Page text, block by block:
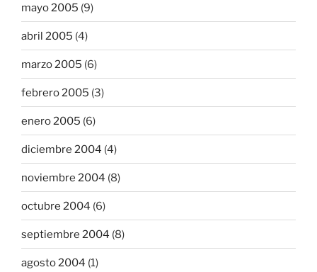
mayo 2005 (9)
abril 2005 (4)
marzo 2005 (6)
febrero 2005 (3)
enero 2005 (6)
diciembre 2004 (4)
noviembre 2004 (8)
octubre 2004 (6)
septiembre 2004 (8)
agosto 2004 (1)